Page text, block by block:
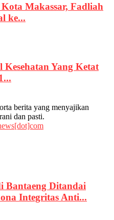
Makassar, Fadliah
ke...
Yang Ketat
berita yang menyajikan
dan pasti.
Bantaeng Ditandai
Integritas Anti...